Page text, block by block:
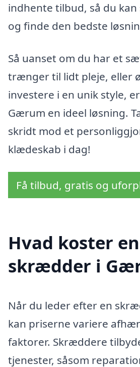
indhente tilbud, så du
og finde den bedste
Så uanset om du har et
trænger til lidt pleje, eller
investere i en unik style,
Gærum en ideel løsning.
skridt mod et
klædeskab i dag!
Få tilbud, gratis og
Hvad koster en
skrædder i
Når du leder efter en
kan priserne variere
faktorer. Skræddere
tjenester, såsom